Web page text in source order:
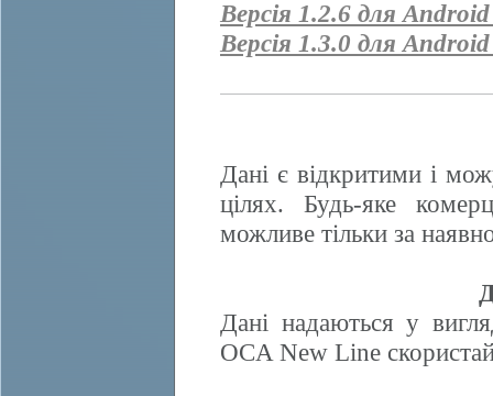
Версія 1.2.6 для
Версія 1.3.0 для
Дані є відкритими і
цілях. Будь-яке
можливе тільки за
Дані надаються у
OCA New Line